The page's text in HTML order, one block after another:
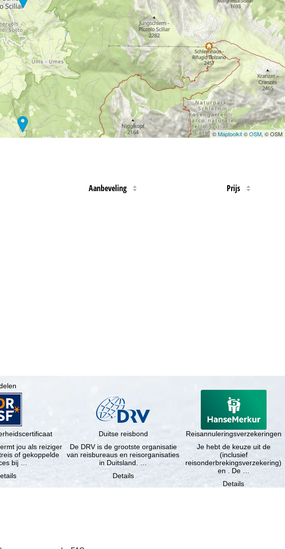
©Maptoolkit©OSM, © OSM
Aanbeveling Prijs
jou als reiziger
bij …
Duitse reisbond
De DRV is de grootste organisatie
van reisbureaus en reisorganisaties
in Duitsland. …
Details
Reisannuleringsverzekeringen
Je hebt de keuze uit de
(inclusief
reisonderbrekingsverzekering)
en . De …
Details